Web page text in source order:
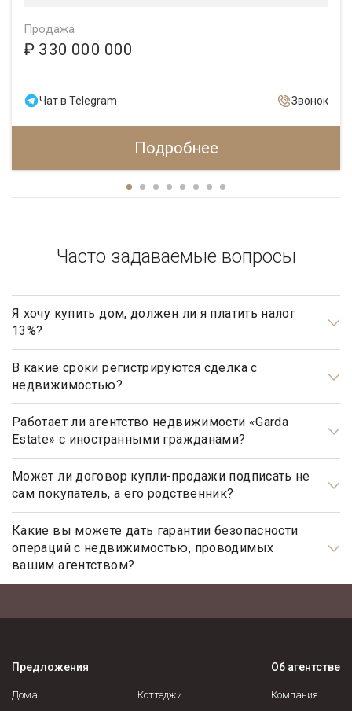
Продажа
₽ 330 000 000
Чат в Telegram Звонок
Подробнее
Часто задаваемые вопросы
Я хочу купить дом, должен ли я платить налог
13%?
Нет, не должны. Платить налог 13% будет только продавец,
налог рассчитывается на прибыль.
В какие сроки регистрируются сделка с
недвижимостью?
Общим сроком для регистрации прав на недвижимое
имущество и сделок с ним является один месяц. Некоторые
виды регистрационных действий осуществляются в более
короткие сроки.
Работает ли агентство недвижимости «Garda
Estate» с иностранными гражданами?
Да, наше агентство недвижимости, работает с
иностранными гражданами не резидентами РФ.
Может ли договор купли-продажи подписать не
сам покупатель, а его родственник?
Может, но для этого необходимо иметь действующую
нотариально заверенную доверенность.
Какие вы можете дать гарантии безопасности
операций с недвижимостью, проводимых
вашим агентством?
Наше агентство элитной недвижимости осуществляет
полное юридическое сопровождение на всех этапах
Предложения
Дома
Коттеджи
Об агентстве
Компания